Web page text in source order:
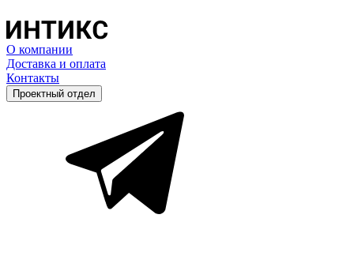
О компании
Доставка и оплата
Контакты
Проектный отдел